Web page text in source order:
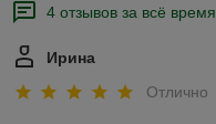
4 отзывов за всё время
Ирина
Отлично